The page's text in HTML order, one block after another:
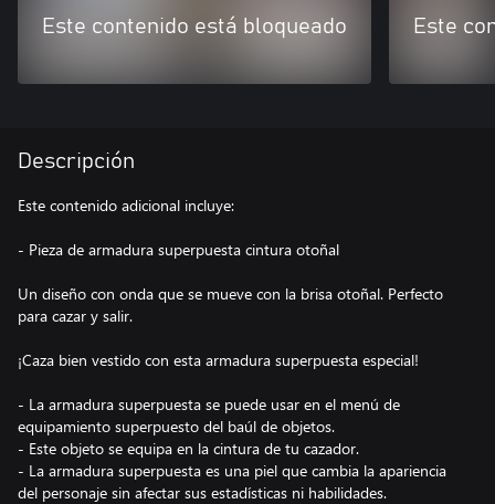
Este contenido está bloqueado Este
Descripción
Este contenido adicional incluye:
- Pieza de armadura superpuesta cintura otoñal
Un diseño con onda que se mueve con la brisa otoñal. Perfecto
para cazar y salir.
¡Caza bien vestido con esta armadura superpuesta especial!
- La armadura superpuesta se puede usar en el menú de
equipamiento superpuesto del baúl de objetos.
- Este objeto se equipa en la cintura de tu cazador.
- La armadura superpuesta es una piel que cambia la apariencia
del personaje sin afectar sus estadísticas ni habilidades.